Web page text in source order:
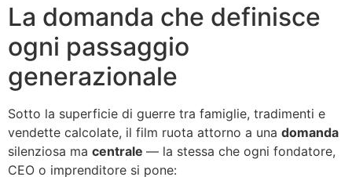
La domanda che definisce
ogni passaggio
generazionale
Sotto la superficie di guerre tra famiglie, tradimenti e
vendette calcolate, il film ruota attorno a una domanda
silenziosa ma centrale — la stessa che ogni fondatore,
CEO o imprenditore si pone: